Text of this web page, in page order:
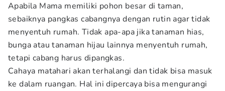
Apabila Mama memiliki pohon besar di taman,
sebaiknya pangkas cabangnya dengan rutin agar tidak
menyentuh rumah. Tidak apa-apa jika tanaman hias,
bunga atau tanaman hijau lainnya menyentuh rumah,
tetapi cabang harus dipangkas.
Cahaya matahari akan terhalangi dan tidak bisa masuk
ke dalam ruangan. Hal ini dipercaya bisa mengurangi